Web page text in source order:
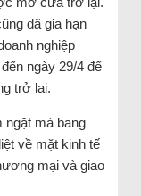
đã gia hạn
nghiệp
ngày 29/4 để
trở lại.
ngặt mà bang
về mặt kinh tế
mại và giao